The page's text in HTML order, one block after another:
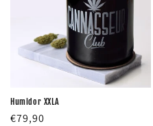
Humidor XXLA
Normaler
€79,90